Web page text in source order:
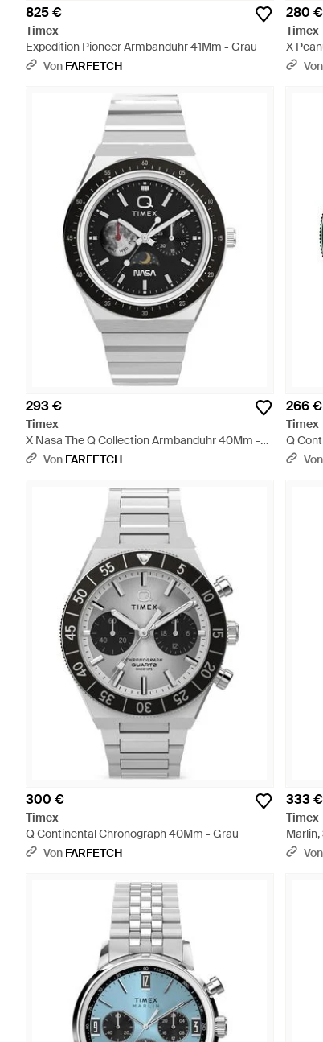
825 €
Timex
Expedition Pioneer Armbanduhr 41Mm - Grau
Von FARFETCH
280 €
Timex
X
WeißVon
293 €
Timex
X Nasa The Q Collection Armbanduhr 40Mm -
GrauVon FARFETCH
266 €
Timex
Q
Von
300 €
Timex
Q Continental Chronograph 40Mm - Grau
Von FARFETCH
333 €
Timex
Von